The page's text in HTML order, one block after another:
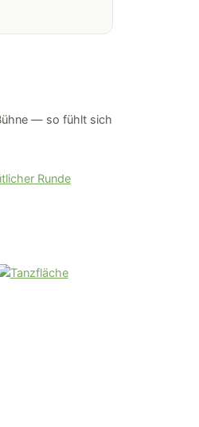
— so fühlt sich